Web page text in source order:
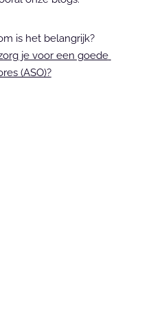
is het belangrijk?
je voor een goede
(ASO)?